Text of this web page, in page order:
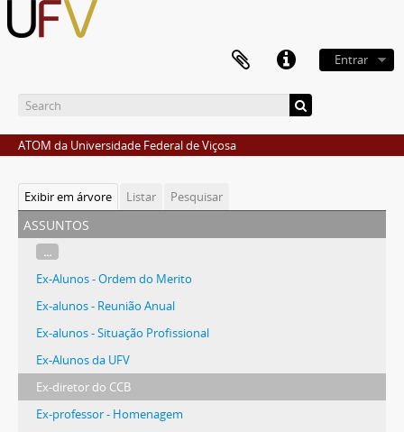
Entrar
ATOM da Universidade Federal de Viçosa
Exibir em árvore Listar Pesquisar
assuntos
...
Ex-Alunos - Ordem do Merito
Ex-alunos - Reunião Anual
Ex-alunos - Situação Profissional
Ex-Alunos da UFV
Ex-diretor do CCB
Ex-professor - Homenagem